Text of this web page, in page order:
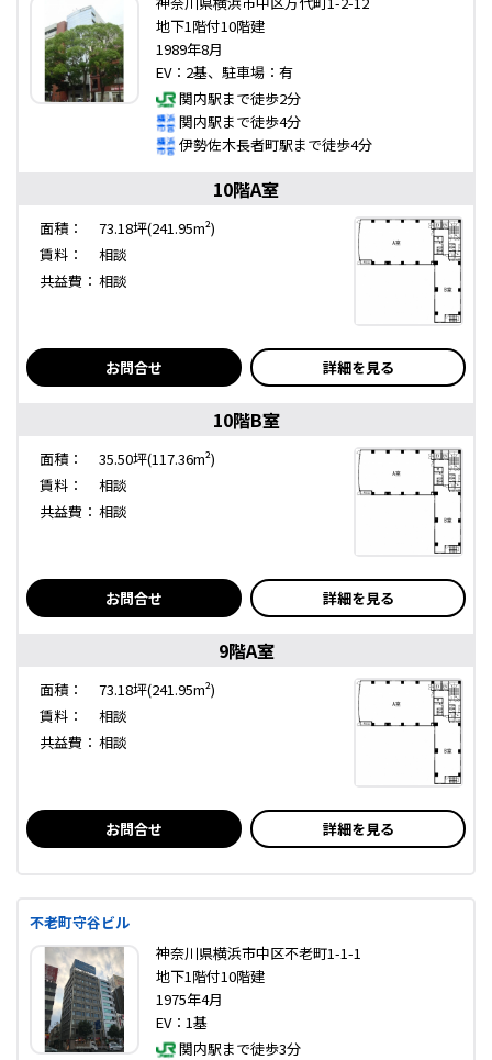
地下1階付10階建
1989年8月
EV：2基、駐車場：有
関内駅まで徒歩2分
関内駅まで徒歩4分
伊勢佐木長者町駅まで徒歩4分
10階A室
面積：
73.18坪(241.95m²)
賃料：
相談
共益費： 相談
お問合せ 詳細を見る
10階B室
面積：
35.50坪(117.36m²)
賃料：
相談
共益費： 相談
お問合せ 詳細を見る
9階A室
面積：
73.18坪(241.95m²)
賃料：
相談
共益費： 相談
お問合せ 詳細を見る
不老町守谷ビル
神奈川県横浜市中区不老町1-1-1
地下1階付10階建
1975年4月
EV：1基
関内駅まで徒歩3分